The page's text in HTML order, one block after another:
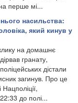
перше мі...
насильства:
який кинув у
на домашнє
гранату,
дістали
загинув. Про це
до полі...